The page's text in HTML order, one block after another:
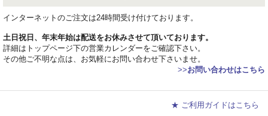
インターネットのご注文は24時間受け付けております。
土日祝日、年末年始は配送をお休みさせて頂いております。
詳細はトップページ下の営業カレンダーをご確認下さい。
その他ご不明な点は、お気軽にお問い合わせ下さいませ。
>>お問い合わせはこちら
★ ご利用ガイドはこちら